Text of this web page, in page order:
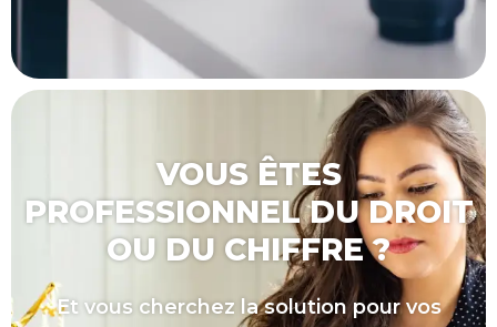
VOUS ÊTES
PROFESSIONNEL DU DROIT
OU DU CHIFFRE ?
Et vous cherchez la solution pour vos